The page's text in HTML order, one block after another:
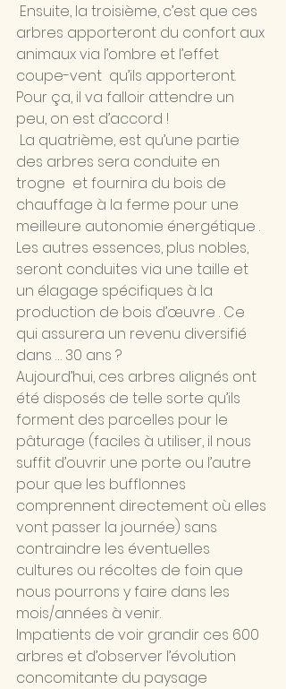
Ensuite, la troisième, c’est que ces
arbres apporteront du confort aux
animaux via l’ombre et l’effet
coupe-vent  qu’ils apporteront.
Pour ça, il va falloir attendre un
peu, on est d’accord !
La quatrième, est qu’une partie
des arbres sera conduite en
trogne  et fournira du bois de
chauffage à la ferme pour une
meilleure autonomie énergétique .
Les autres essences, plus nobles,
seront conduites via une taille et
un élagage spécifiques à la
production de bois d’œuvre . Ce
qui assurera un revenu diversifié
dans … 30 ans ?
Aujourd’hui, ces arbres alignés ont
été disposés de telle sorte qu’ils
forment des parcelles pour le
pâturage (faciles à utiliser, il nous
suffit d’ouvrir une porte ou l’autre
pour que les bufflonnes
comprennent directement où elles
vont passer la journée) sans
contraindre les éventuelles
cultures ou récoltes de foin que
nous pourrons y faire dans les
mois/années à venir.
Impatients de voir grandir ces 600
arbres et d’observer l’évolution
concomitante du paysage